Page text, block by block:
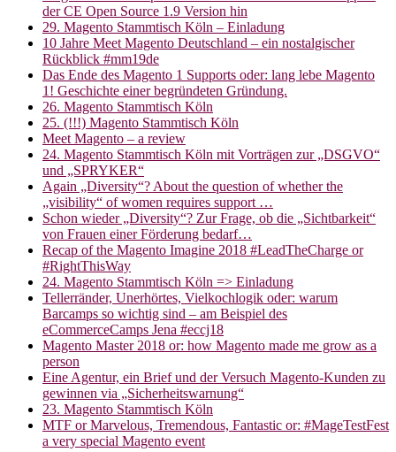
der CE Open Source 1.9 Version hin
29. Magento Stammtisch Köln – Einladung
10 Jahre Meet Magento Deutschland – ein nostalgischer
Rückblick #mm19de
Das Ende des Magento 1 Supports oder: lang lebe Magento
1! Geschichte einer begründeten Gründung.
26. Magento Stammtisch Köln
25. (!!!) Magento Stammtisch Köln
Meet Magento – a review
24. Magento Stammtisch Köln mit Vorträgen zur „DSGVO“
und „SPRYKER“
Again „Diversity“? About the question of whether the
„visibility“ of women requires support …
Schon wieder „Diversity“? Zur Frage, ob die „Sichtbarkeit“
von Frauen einer Förderung bedarf…
Recap of the Magento Imagine 2018 #LeadTheCharge or
#RightThisWay
24. Magento Stammtisch Köln => Einladung
Tellerränder, Unerhörtes, Vielkochlogik oder: warum
Barcamps so wichtig sind – am Beispiel des
eCommerceCamps Jena #eccj18
Magento Master 2018 or: how Magento made me grow as a
person
Eine Agentur, ein Brief und der Versuch Magento-Kunden zu
gewinnen via „Sicherheitswarnung“
23. Magento Stammtisch Köln
MTF or Marvelous, Tremendous, Fantastic or: #MageTestFest
a very special Magento event